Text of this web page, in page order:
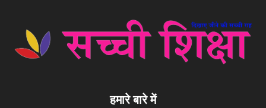
हमारे बारे में